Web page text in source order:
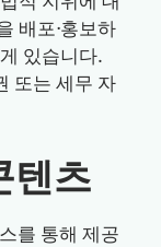
배포·홍보하
있습니다.
또는 세무 자
텐츠
를 통해 제공